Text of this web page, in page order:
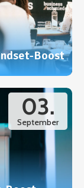
Boost
03.
September